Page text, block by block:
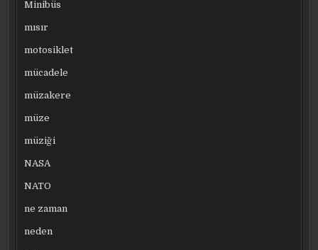
Minibüs
mısır
motosiklet
mücadele
müzakere
müze
müziği
NASA
NATO
ne zaman
neden